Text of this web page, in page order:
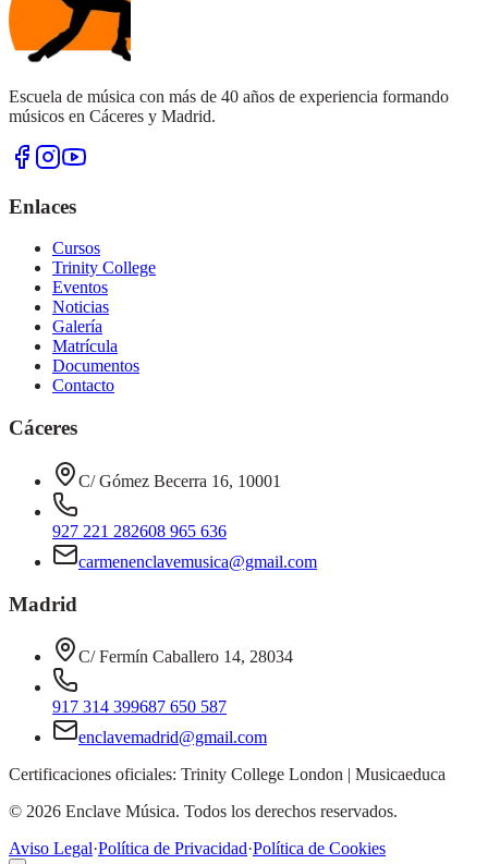
Escuela de música con más de 40 años de experiencia formando
músicos en Cáceres y Madrid.
Enlaces
Cursos
Trinity College
Eventos
Noticias
Galería
Matrícula
Documentos
Contacto
Cáceres
C/ Gómez Becerra 16, 10001
927 221 282608 965 636
carmenenclavemusica@gmail.com
Madrid
C/ Fermín Caballero 14, 28034
917 314 399687 650 587
enclavemadrid@gmail.com
Certificaciones oficiales: Trinity College London | Musicaeduca
© 2026 Enclave Música. Todos los derechos reservados.
Aviso Legal·Política de Privacidad·Política de Cookies